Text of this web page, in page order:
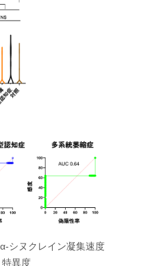
シヌクレイン凝集速度
特異度